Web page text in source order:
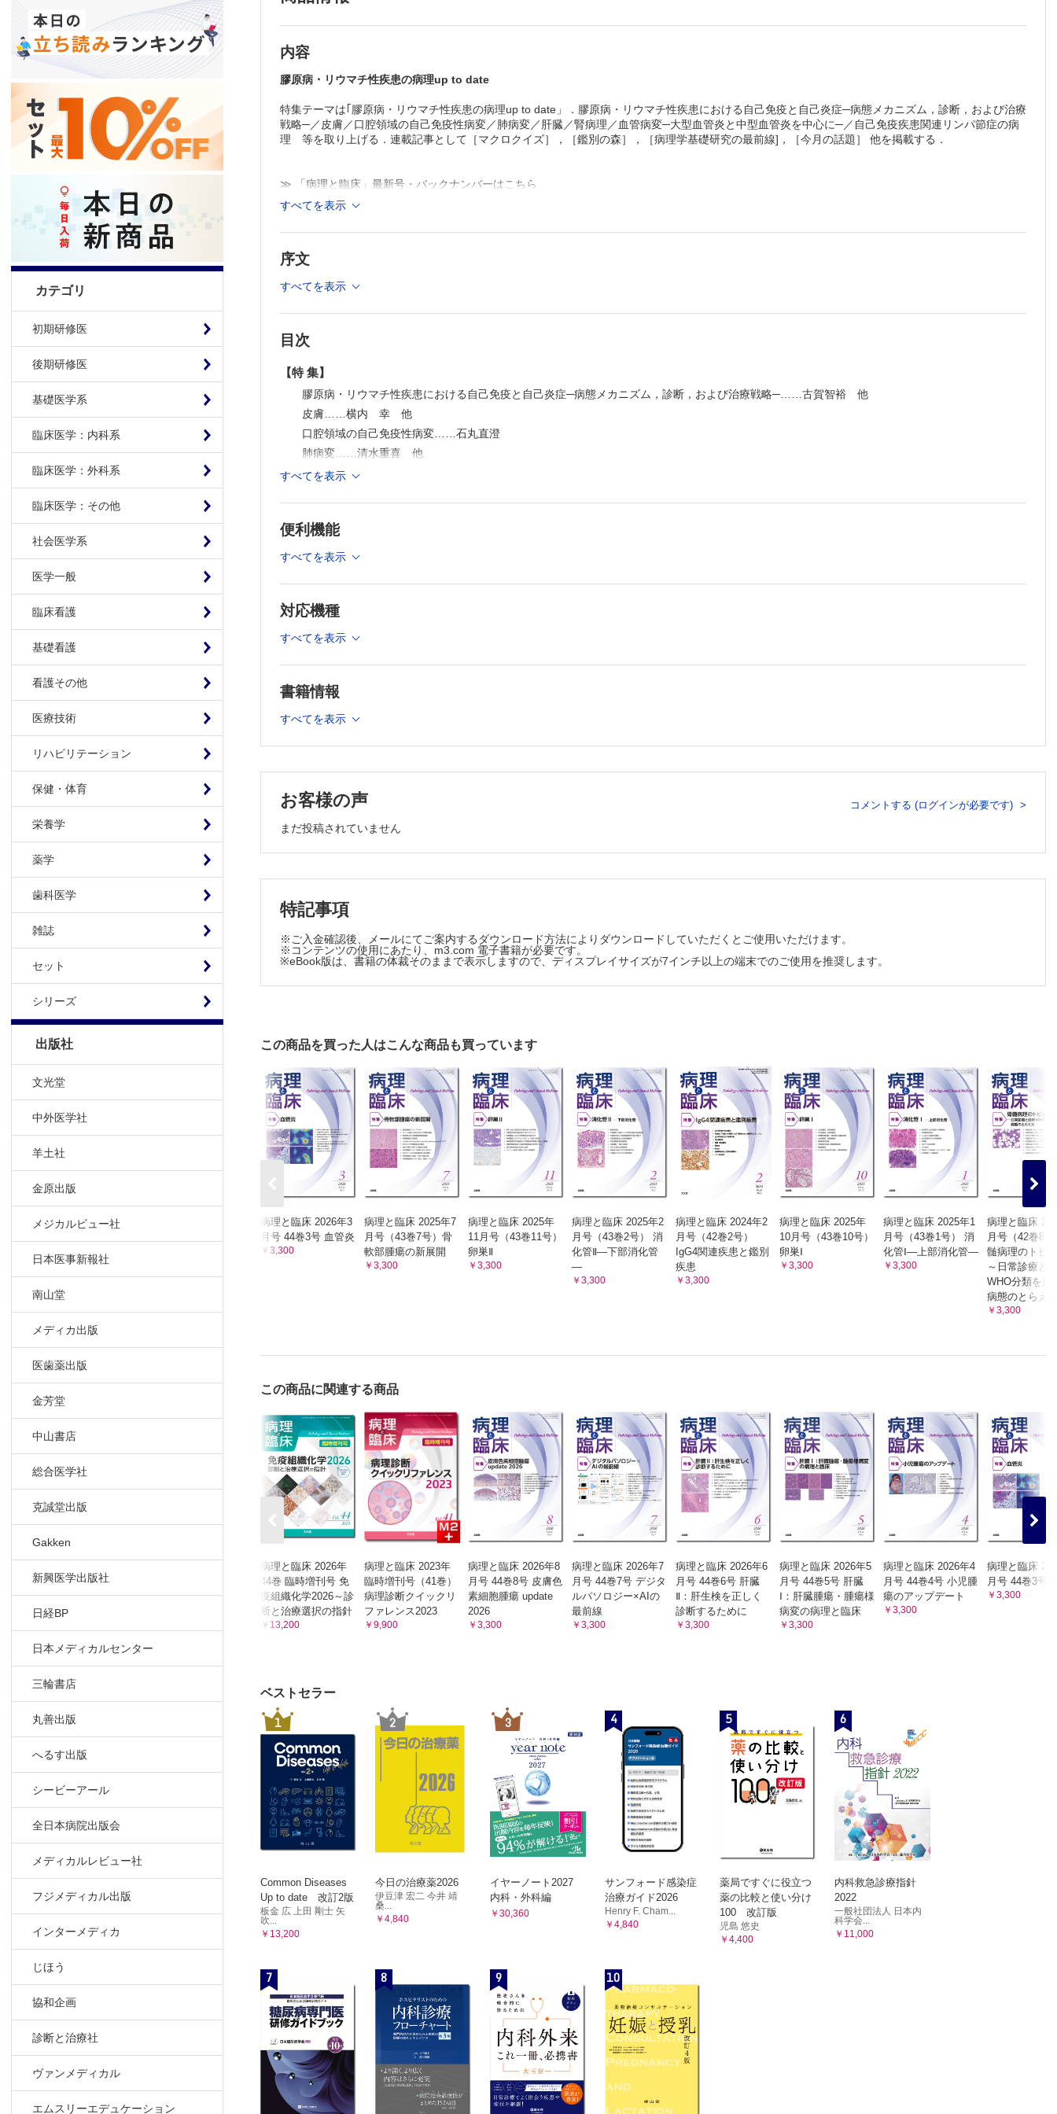
カテゴリ
初期研修医
後期研修医
基礎医学系
臨床医学：内科系
臨床医学：外科系
臨床医学：その他
社会医学系
医学一般
臨床看護
基礎看護
看護その他
医療技術
リハビリテーション
保健・体育
栄養学
薬学
歯科医学
雑誌
セット
シリーズ
出版社
文光堂
中外医学社
羊土社
金原出版
メジカルビュー社
日本医事新報社
南山堂
メディカ出版
医歯薬出版
金芳堂
中山書店
総合医学社
克誠堂出版
Gakken
新興医学出版社
日経BP
日本メディカルセンター
三輪書店
丸善出版
へるす出版
シービーアール
全日本病院出版会
メディカルレビュー社
フジメディカル出版
インターメディカ
じほう
協和企画
診断と治療社
ヴァンメディカル
エムスリーエデュケーション
内容
膠原病・リウマチ性疾患の病理up to date
特集テーマは｢膠原病・リウマチ性疾患の病理up to date」．膠原病・リウマチ性疾患における自己免疫と自己炎症─病態メカニズム，診断，および治療
戦略─／皮膚／口腔領域の自己免疫性病変／肺病変／肝臓／腎病理／血管病変─大型血管炎と中型血管炎を中心に─／自己免疫疾患関連リンパ節症の病
理 等を取り上げる．連載記事として［マクロクイズ］，［鑑別の森］，［病理学基礎研究の最前線]，［今月の話題］ 他を掲載する．
≫ 「病理と臨床」最新号・バックナンバーはこちら
≫
「病理と臨床」年間購読、受付中！
すべてを表示
序文
すべてを表示
目次
【特 集】
膠原病・リウマチ性疾患における自己免疫と自己炎症─病態メカニズム，診断，および治療戦略─……古賀智裕 他
皮膚……横内 幸 他
口腔領域の自己免疫性病変……石丸直澄
肺病変……清水重喜 他
肝臓……邵 文華 他
自己免疫疾患関連リンパ節症の病理……西村 碧 フィリーズ 他
【連 載】
鑑別の森［44］
子宮内膜生検でのEGSBと類内膜癌
病理学基礎研究の最前線［9］
ゲノム医療がもたらした新たなゲノム研究……高阪真路
【今月の話題】
腎腫瘍病理診断コンサルテーションの経験……長嶋洋治
すべてを表示
便利機能
すべてを表示
対応機種
すべてを表示
書籍情報
すべてを表示
お客様の声 コメントする (ログインが必要です)
まだ投稿されていません
特記事項
※ご入金確認後、メールにてご案内するダウンロード方法によりダウンロードしていただくとご使用いただけます。
※コンテンツの使用にあたり、m3.com 電子書籍が必要です。
※eBook版は、書籍の体裁そのままで表示しますので、ディスプレイサイズが7インチ以上の端末でのご使用を推奨します。
この商品を買った人はこんな商品も買っています
病理と臨床 2026年3
月号 44巻3号 血管炎
￥3,300
病理と臨床 2025年7
月号（43巻7号）骨
軟部腫瘍の新展開
￥3,300
病理と臨床 2025年
11月号（43巻11号）
卵巣Ⅱ
￥3,300
病理と臨床 2025年2
月号（43巻2号） 消
化管Ⅱ―下部消化管
―
￥3,300
病理と臨床 2024年2
月号（42巻2号）
IgG4関連疾患と鑑別
疾患
￥3,300
病理と臨床 2025年
10月号（43巻10号）
卵巣Ⅰ
￥3,300
病理と臨床 2025年1
月号（43巻1号） 消
化管Ⅰ―上部消化管―
￥3,300
病理と臨床
月号（42巻8
髄病理のトピ
～日常診療と
WHO分類を踏
病態のとらえ
￥3,300
この商品に関連する商品
病理と臨床 2026年
44巻 臨時増刊号 免
疫組織化学2026～診
断と治療選択の指針
￥13,200
病理と臨床 2023年
臨時増刊号（41巻）
病理診断クイックリ
ファレンス2023
￥9,900
病理と臨床 2026年8
月号 44巻8号 皮膚色
素細胞腫瘍 update
2026
￥3,300
病理と臨床 2026年7
月号 44巻7号 デジタ
ルパソロジー×AIの
最前線
￥3,300
病理と臨床 2026年6
月号 44巻6号 肝臓
Ⅱ：肝生検を正しく
診断するために
￥3,300
病理と臨床 2026年5
月号 44巻5号 肝臓
Ⅰ：肝臓腫瘍・腫瘍様
病変の病理と臨床
￥3,300
病理と臨床 2026年4
月号 44巻4号 小児腫
瘍のアップデート
￥3,300
病理と臨床
月号 44巻3号
￥3,300
ベストセラー
1
Common Diseases
Up to date 改訂2版
板金 広 上田 剛士 矢
吹...
￥13,200
2
今日の治療薬2026
伊豆津 宏二 今井 靖
桑...
￥4,840
3
イヤーノート2027
内科・外科編
￥30,360
4
サンフォード感染症
治療ガイド2026
Henry F. Cham...
￥4,840
5
薬局ですぐに役立つ
薬の比較と使い分け
100 改訂版
児島 悠史
￥4,400
6
内科救急診療指針
2022
一般社団法人 日本内
科学会...
￥11,000
7 8 9 10